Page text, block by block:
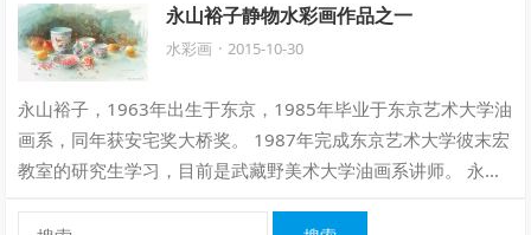
永山裕子静物水彩画作品之一
水彩画 · 2015-10-30
永山裕子，1963年出生于东京，1985年毕业于东京艺术大学油
画系，同年获安宅奖大桥奖。 1987年完成东京艺术大学彼末宏
教室的研究生学习，目前是武藏野美术大学油画系讲师。 永山